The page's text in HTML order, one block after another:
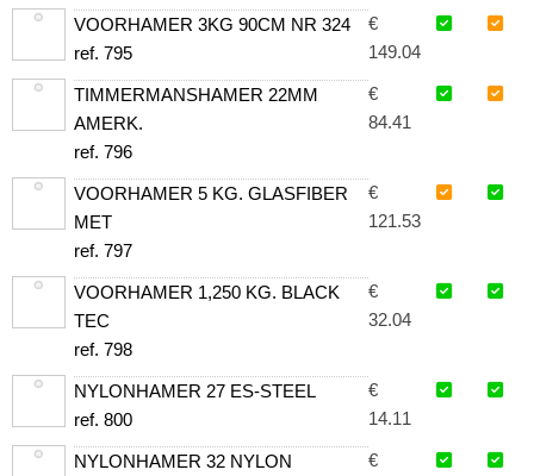
VOORHAMER 3KG 90CM NR 324
ref. 795
€
149.04
TIMMERMANSHAMER 22MM
AMERK.
ref. 796
€
84.41
VOORHAMER 5 KG. GLASFIBER
MET
ref. 797
€
121.53
VOORHAMER 1,250 KG. BLACK
TEC
ref. 798
€
32.04
NYLONHAMER 27 ES-STEEL
ref. 800
€
14.11
NYLONHAMER 32 NYLON
€